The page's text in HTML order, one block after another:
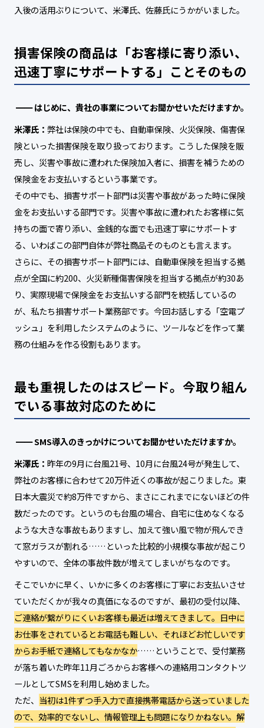
入後の活用ぶりについて、米澤氏、佐藤氏にうかがいました。
損害保険の商品は「お客様に寄り添い、
迅速丁寧にサポートする」ことそのもの
はじめに、貴社の事業についてお聞かせいただけますか。
米澤氏： 弊社は保険の中でも、自動車保険、火災保険、傷害保
険といった損害保険を取り扱っております。こうした保険を販
売し、災害や事故に遭われた保険加入者に、損害を補うための
保険金をお支払いするという事業です。
その中でも、損害サポート部門は災害や事故があった時に保険
金をお支払いする部門です。災害や事故に遭われたお客様に気
持ちの面で寄り添い、金銭的な面でも迅速丁寧にサポートす
る、いわばこの部門自体が弊社商品そのものとも言えます。
さらに、その損害サポート部門には、自動車保険を担当する拠
点が全国に約200、火災新種傷害保険を担当する拠点が約30あ
り、実際現場で保険金をお支払いする部門を統括しているの
が、私たち損害サポート業務部です。今回お話しする「空電プ
ッシュ」を利用したシステムのように、ツールなどを作って業
務の仕組みを作る役割もあります。
最も重視したのはスピード。今取り組ん
でいる事故対応のために
SMS導入のきっかけについてお聞かせいただけますか。
米澤氏： 昨年の9月に台風21号、10月に台風24号が発生して、
弊社のお客様に合わせて20万件近くの事故が起こりました。東
日本大震災で約8万件ですから、まさにこれまでにないほどの件
数だったのです。というのも台風の場合、自宅に住めなくなる
ような大きな事故もありますし、加えて強い風で物が飛んでき
て窓ガラスが割れる……といった比較的小規模な事故が起こり
やすいので、全体の事故件数が増えてしまいがちなのです。
そこでいかに早く、いかに多くのお客様に丁寧にお支払いさせ
ていただくかが我々の真価になるのですが、最初の受付以降、
ご連絡が繋がりにくいお客様も最近は増えてきまして。日中に
お仕事をされているとお電話も難しい、それほどお忙しいです
からお手紙で連絡してもなかなか……ということで、受付業務
が落ち着いた昨年11月ごろからお客様への連絡用コンタクトツ
ールとしてSMSを利用し始めました。
ただ、 当初は1件ずつ手入力で直接携帯電話から送っていました
ので、効率的でないし、情報管理上も問題になりかねない。解